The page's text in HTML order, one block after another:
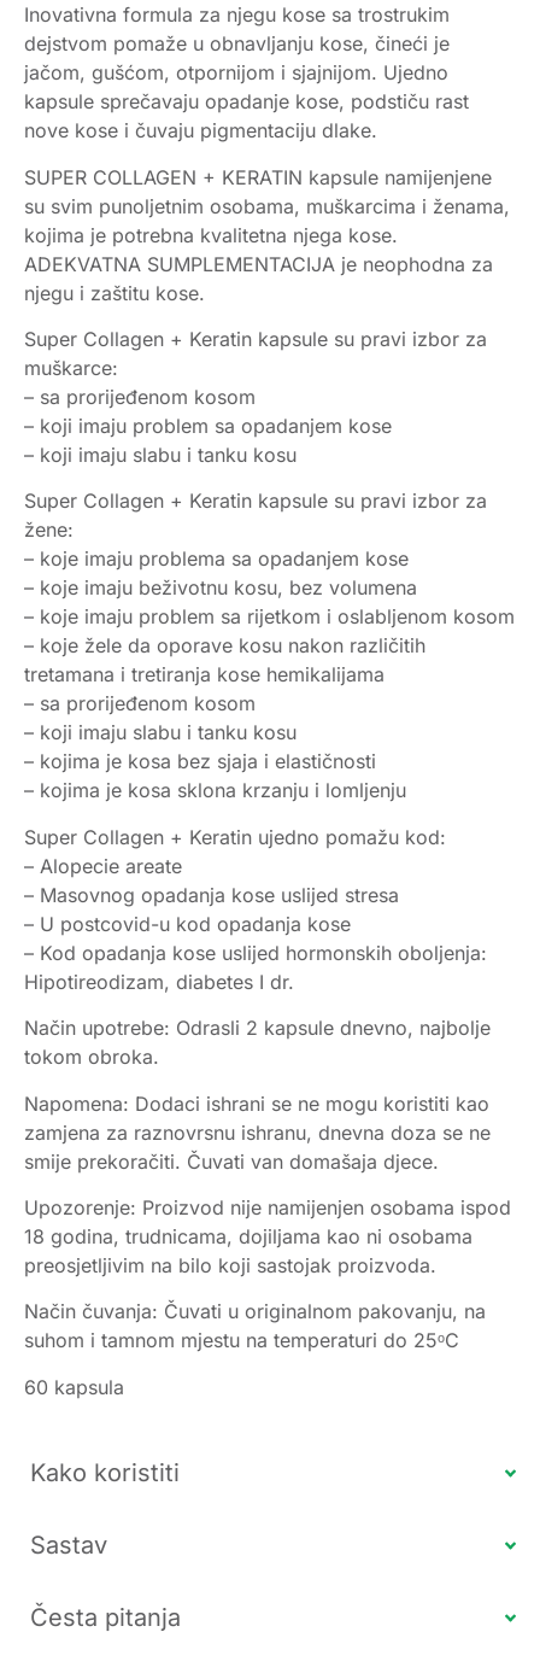
Inovativna formula za njegu kose sa trostrukim
dejstvom pomaže u obnavljanju kose, čineći je
jačom, gušćom, otpornijom i sjajnijom. Ujedno
kapsule sprečavaju opadanje kose, podstiču rast
nove kose i čuvaju pigmentaciju dlake.
SUPER COLLAGEN + KERATIN kapsule namijenjene
su svim punoljetnim osobama, muškarcima i ženama,
kojima je potrebna kvalitetna njega kose.
ADEKVATNA SUMPLEMENTACIJA je neophodna za
njegu i zaštitu kose.
Super Collagen + Keratin kapsule su pravi izbor za
muškarce:
– sa prorijeđenom kosom
– koji imaju problem sa opadanjem kose
– koji imaju slabu i tanku kosu
Super Collagen + Keratin kapsule su pravi izbor za
žene:
– koje imaju problema sa opadanjem kose
– koje imaju beživotnu kosu, bez volumena
– koje imaju problem sa rijetkom i oslabljenom kosom
– koje žele da oporave kosu nakon različitih
tretamana i tretiranja kose hemikalijama
– sa prorijeđenom kosom
– koji imaju slabu i tanku kosu
– kojima je kosa bez sjaja i elastičnosti
– kojima je kosa sklona krzanju i lomljenju
Super Collagen + Keratin ujedno pomažu kod:
– Alopecie areate
– Masovnog opadanja kose uslijed stresa
– U postcovid-u kod opadanja kose
– Kod opadanja kose uslijed hormonskih oboljenja:
Hipotireodizam, diabetes I dr.
Način upotrebe: Odrasli 2 kapsule dnevno, najbolje
tokom obroka.
Napomena: Dodaci ishrani se ne mogu koristiti kao
zamjena za raznovrsnu ishranu, dnevna doza se ne
smije prekoračiti. Čuvati van domašaja djece.
Upozorenje: Proizvod nije namijenjen osobama ispod
18 godina, trudnicama, dojiljama kao ni osobama
preosjetljivim na bilo koji sastojak proizvoda.
Način čuvanja: Čuvati u originalnom pakovanju, na
suhom i tamnom mjestu na temperaturi do 25ᵒC
60 kapsula
Kako koristiti
Sastav
Česta pitanja